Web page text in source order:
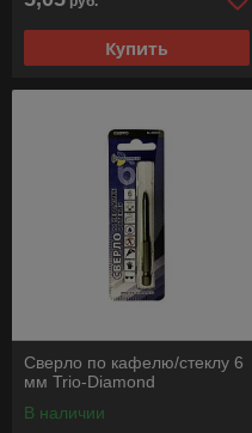
Купить
Сверло по кафелю/стеклу 6
мм Trio-Diamond
В наличии